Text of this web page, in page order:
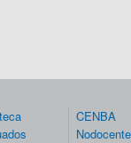
CENBA